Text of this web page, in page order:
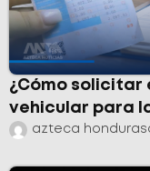
¿Cómo solicitar
vehicular para
azteca honduras